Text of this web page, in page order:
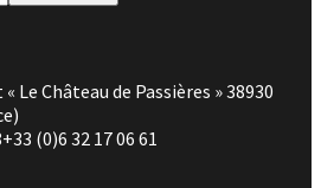
Le Château de Passières » 38930
(0)6 32 17 06 61